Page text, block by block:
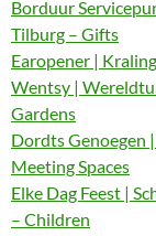
Borduur
Tilburg – Gifts
Earopener |
Wentsy |
Gardens
Dordts Genoegen
Meeting Spaces
Elke Dag Feest |
– Children